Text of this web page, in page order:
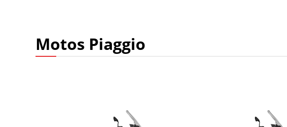
Motos Piaggio